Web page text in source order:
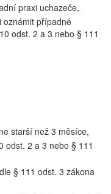
praxi uchazeče,
oznámit případné
odst. 2 a 3 nebo § 111
starší než 3 měsíce,
odst. 2 a 3 nebo § 111
§ 111 odst. 3 zákona